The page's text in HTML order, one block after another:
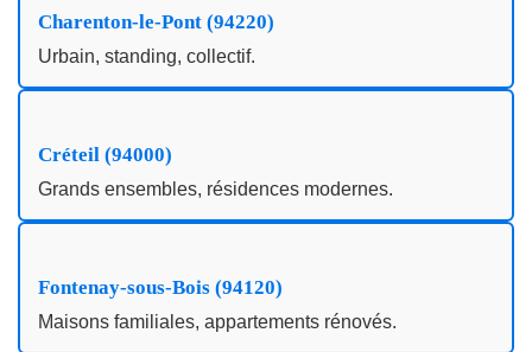
Charenton-le-Pont (94220)
Urbain, standing, collectif.
Créteil (94000)
Grands ensembles, résidences modernes.
Fontenay-sous-Bois (94120)
Maisons familiales, appartements rénovés.